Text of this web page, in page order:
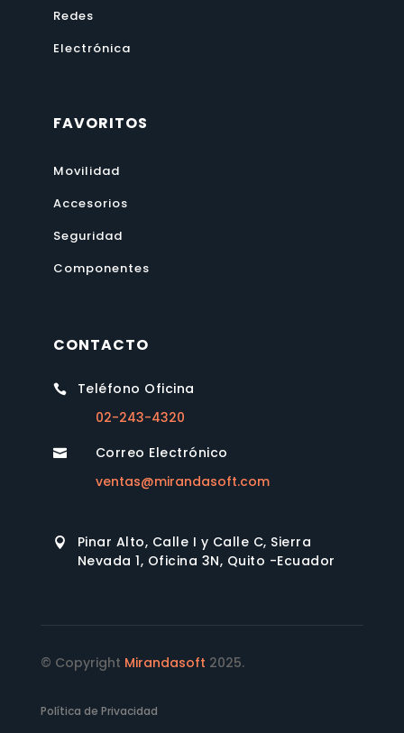
Redes
Electrónica
FAVORITOS
Movilidad
Accesorios
Seguridad
Componentes
CONTACTO

Teléfono Oficina
02-243-4320

Correo Electrónico
ventas@mirandasoft.com

Pinar Alto, Calle I y Calle C, Sierra
Nevada 1, Oficina 3N, Quito -Ecuador
© Copyright Mirandasoft 2025.
Política de Privacidad